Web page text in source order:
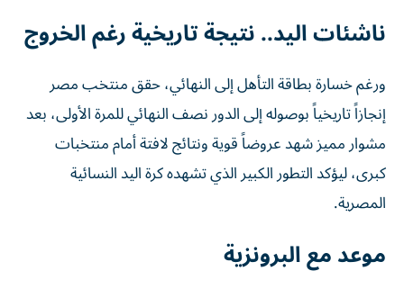
ناشئات اليد.. نتيجة تاريخية رغم الخروج
ورغم خسارة بطاقة التأهل إلى النهائي، حقق منتخب مصر
إنجازاً تاريخياً بوصوله إلى الدور نصف النهائي للمرة الأولى، بعد
مشوار مميز شهد عروضاً قوية ونتائج لافتة أمام منتخبات
كبرى، ليؤكد التطور الكبير الذي تشهده كرة اليد النسائية
المصرية.
موعد مع البرونزية